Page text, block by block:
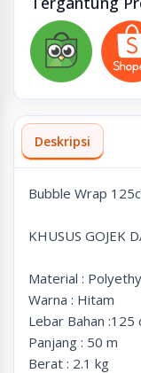
Deskripsi
Bubble Wrap
KHUSUS GOJEK
Material :
Warna : Hitam
Lebar Bahan :125
Panjang : 50 m
Berat : 2.1 kg